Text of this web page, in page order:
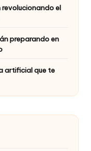
el
preparando en
artificial que te